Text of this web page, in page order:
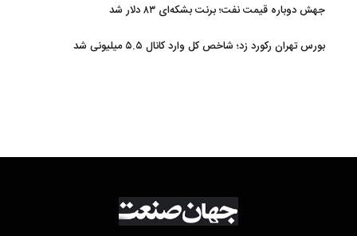
جهش دوباره قیمت نفت؛ برنت بشکه‌ای ۸۳ دلار شد
بورس تهران رکورد زد؛ شاخص کل وارد کانال ۵.۵ میلیونی شد